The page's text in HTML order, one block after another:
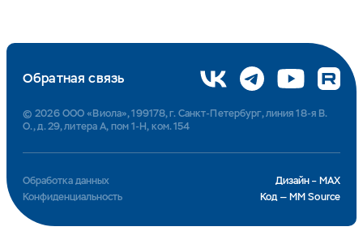
Дизайн – MAX
Обработка данных
Код — MM Source
Конфиденциальность
Обратная связь
© 2026 ООО «Виола», 199178, г. Санкт-Петербург, линия 18-я В.
О., д. 29, литера А, пом 1-Н, ком. 154